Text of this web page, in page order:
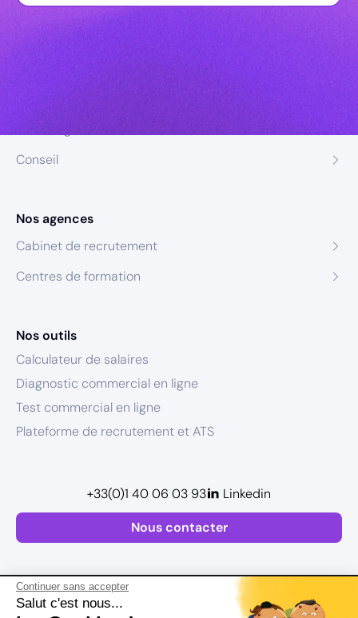
Continuer sans accepter
Salut c'est nous...
Conseil
Nos agences
Cabinet de recrutement
Centres de formation
Nos outils
Calculateur de salaires
Diagnostic commercial en ligne
Test commercial en ligne
Plateforme de recrutement et ATS
Nous contacter
+33(0)1 40 06 03 93 Linkedin